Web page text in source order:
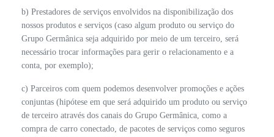
b) Prestadores de serviços envolvidos na disponibilização dos
nossos produtos e serviços (caso algum produto ou serviço do
Grupo Germânica seja adquirido por meio de um terceiro, será
necessário trocar informações para gerir o relacionamento e a
conta, por exemplo);
c) Parceiros com quem podemos desenvolver promoções e ações
conjuntas (hipótese em que será adquirido um produto ou serviço
de terceiro através dos canais do Grupo Germânica, como a
compra de carro conectado, de pacotes de serviços como seguros